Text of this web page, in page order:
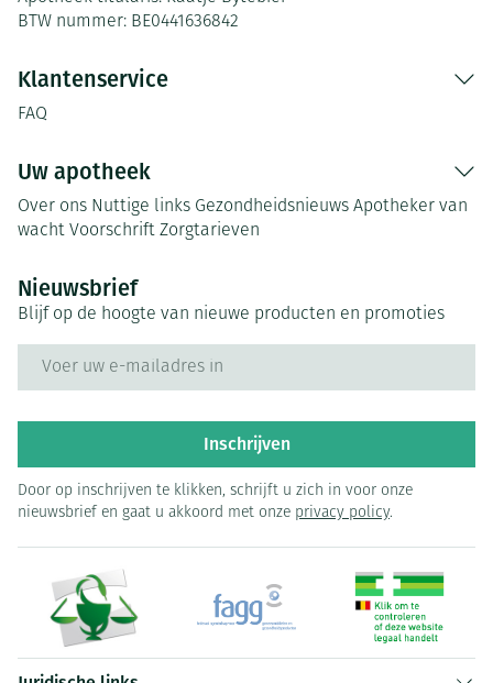
BTW nummer: BE0441636842
Klantenservice
FAQ
Uw apotheek
Over ons Nuttige links Gezondheidsnieuws Apotheker van
wacht Voorschrift Zorgtarieven
Nieuwsbrief
Blijf op de hoogte van nieuwe producten en promoties
Inschrijven
Door op inschrijven te klikken, schrijft u zich in voor onze
nieuwsbrief en gaat u akkoord met onze privacy policy.